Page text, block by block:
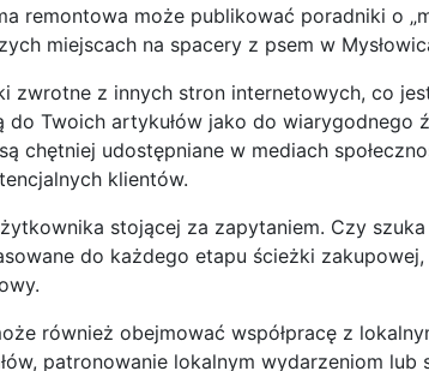
remontowa może publikować poradniki o
miejscach na spacery z psem w
zwrotne z innych stron internetowych, co
Twoich artykułów jako do wiarygodnego
chętniej udostępniane w mediach
klientów.
stojącej za zapytaniem. Czy
do każdego etapu ścieżki
również obejmować współpracę z
patronowanie lokalnym wydarzeniom lub